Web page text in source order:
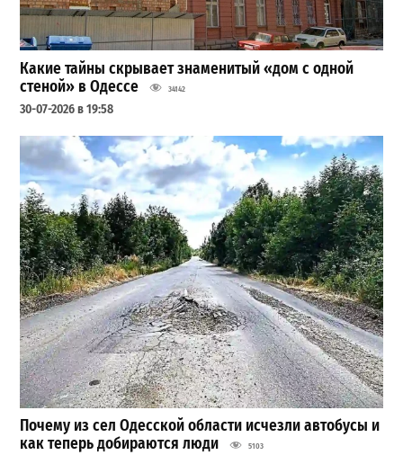
Какие тайны скрывает знаменитый «дом с одной
стеной» в Одессе
34142
30-07-2026 в 19:58
Почему из сел Одесской области исчезли автобусы и
как теперь добираются люди
5103